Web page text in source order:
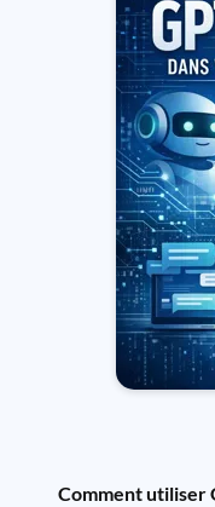
Comment utiliser